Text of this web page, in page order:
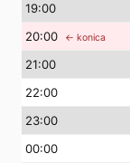
19:00
20:00 ← konica
21:00
22:00
23:00
00:00